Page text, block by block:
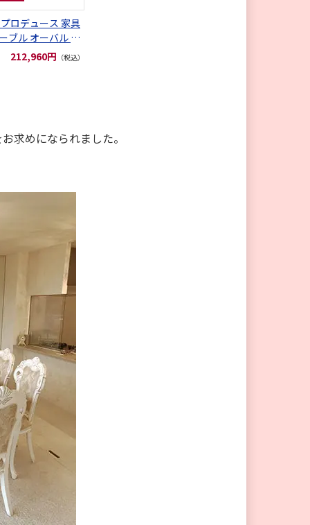
ロデュース 家具
ブル オーバル 引
212,960円 （税込）
求めになられました。